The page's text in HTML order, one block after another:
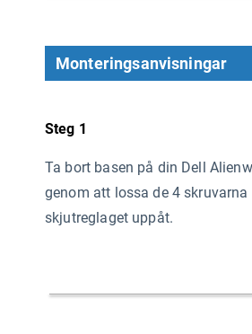
Monteringsanvisningar
Steg 1
Ta bort basen på din Dell
genom att lossa de 4
skjutreglaget uppåt.